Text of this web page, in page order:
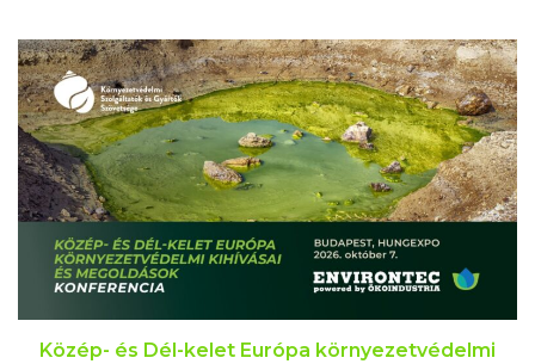
Közép- és Dél-kelet Európa környezetvédelmi